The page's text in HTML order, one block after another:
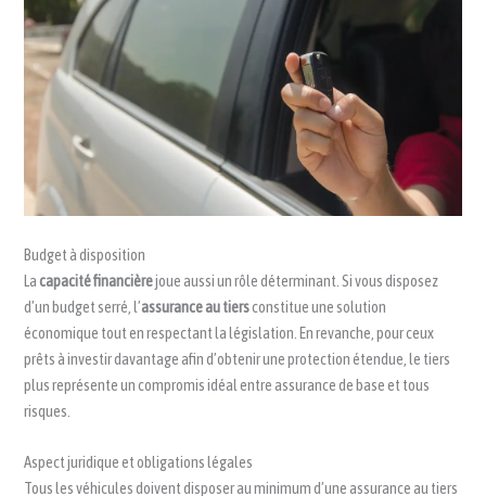
Budget à disposition
Lacapacité financièrejoue aussi un rôle déterminant. Si vous disposez
d’un budget serré, l’assurance au tiersconstitue une solution
économique tout en respectant la législation. En revanche, pour ceux
prêts à investir davantage afin d’obtenir une protection étendue, le tiers
plus représente un compromis idéal entre assurance de base et tous
risques.
Aspect juridique et obligations légales
Tous les véhicules doivent disposer au minimum d’une assurance au tiers